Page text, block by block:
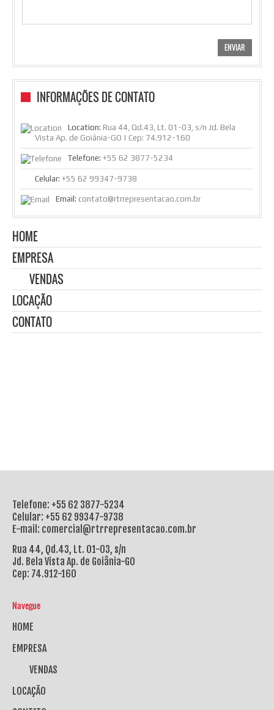
INFORMAÇÕES DE CONTATO
Location: Rua 44, Qd.43, Lt. 01-03, s/n Jd. Bela
Vista Ap. de Goiânia-GO | Cep: 74.912-160
Telefone: +55 62 3877-5234
Celular: +55 62 99347-9738
Email: contato@rtrrepresentacao.com.br
HOME
EMPRESA
VENDAS
LOCAÇÃO
CONTATO
Telefone: +55 62 3877-5234
Celular: +55 62 99347-9738
E-mail: comercial@rtrrepresentacao.com.br
Rua 44, Qd.43, Lt. 01-03, s/n
Jd. Bela Vista Ap. de Goiânia-GO
Cep: 74.912-160
Navegue
HOME
EMPRESA
VENDAS
LOCAÇÃO